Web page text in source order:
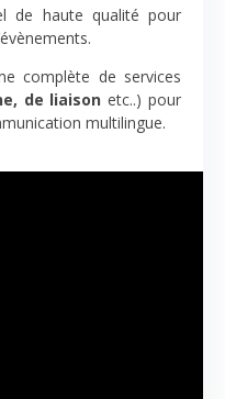
de haute qualité pour
complète de services
de liaison etc..) pour
multilingue.